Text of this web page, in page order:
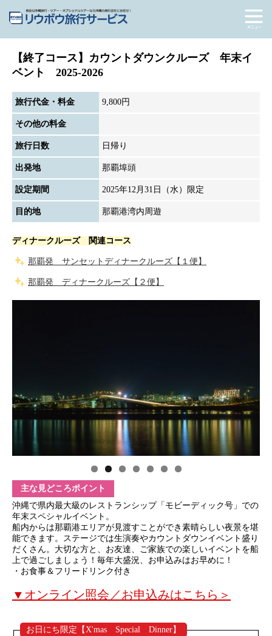
【終了コース】カウントダウンクルーズ 年末イ
ベント 2025-2026
旅行代金・料金 9,800円
その他の料金
旅行日数 日帰り
出発地 那覇埠頭
設定期間 2025年12月31日（水）限定
目的地 那覇港湾内周遊
ディナークルーズ 関連コース
那覇発 サンセットディナークルーズ【１便】
那覇発 ディナークルーズ【２便】
主な見どころポイント
沖縄で県内最大級のレストランシップ「モビーディック号」での
年末スペシャルイベント。
船内からは那覇港エリアが見渡すことができ素晴らしい夜景を堪
能できます。ステージでは生演奏やカウントダウンイベント盛り
だくさん。大切な方と、お友達、ご家族での楽しいイベントを船
上で過ごしましょう！毎年大盛況、お申込みはお早めに！
・お食事＆フリードリンク付き
▼オンライン照会／お申込みはこちら＞
お日にち限定【X'mas Special Dinner】